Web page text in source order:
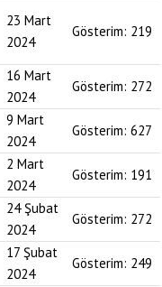
23 Mart
2024
Gösterim: 219
16 Mart
2024
Gösterim: 272
9 Mart
2024
Gösterim: 627
2 Mart
2024
Gösterim: 191
24 Şubat
2024
Gösterim: 272
17 Şubat
2024
Gösterim: 249